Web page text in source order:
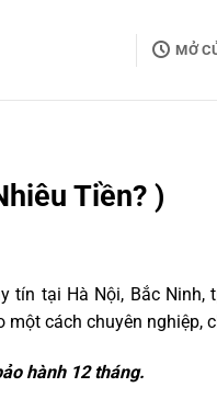
MỞ
Tiền? )
tại Hà Nội, Bắc Ninh,
cách chuyên nghiệp,
hành 12 tháng.